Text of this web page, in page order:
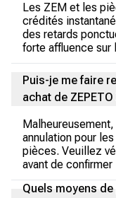
Les ZEM et les
crédités
des retards
forte affluence sur
Puis-je me faire
achat de
annulation pour
pièces. Veuillez
avant de
Quels moyens